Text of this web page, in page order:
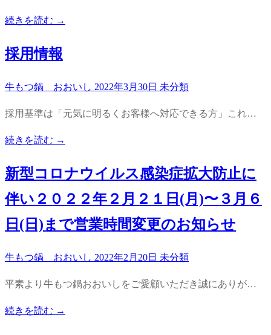
続きを読む →
採用情報
牛もつ鍋 おおいし 2022年3月30日 未分類
採用基準は「元気に明るくお客様へ対応できる方」これ…
続きを読む →
新型コロナウイルス感染症拡大防止に
伴い２０２２年２月２１日(月)〜３月６
日(日)まで営業時間変更のお知らせ
牛もつ鍋 おおいし 2022年2月20日 未分類
平素より牛もつ鍋おおいしをご愛顧いただき誠にありが…
続きを読む →